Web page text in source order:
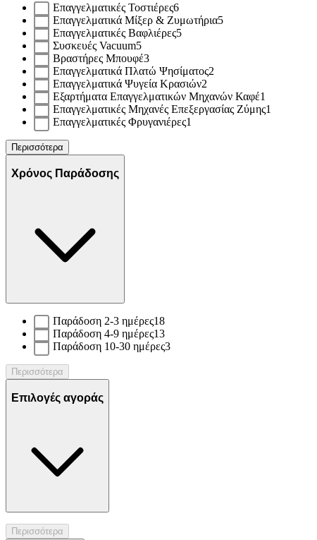
Επαγγελματικές Τοστιέρες6
Επαγγελματικά Μίξερ & Ζυμωτήρια5
Επαγγελματικές Βαφλιέρες5
Συσκευές Vacuum5
Βραστήρες Μπουφέ3
Επαγγελματικά Πλατώ Ψησίματος2
Επαγγελματικά Ψυγεία Κρασιών2
Εξαρτήματα Επαγγελματικών Μηχανών Καφέ1
Επαγγελματικές Μηχανές Επεξεργασίας Ζύμης1
Επαγγελματικές Φρυγανιέρες1
Περισσότερα
Χρόνος Παράδοσης
Παράδοση 2-3 ημέρες18
Παράδοση 4-9 ημέρες13
Παράδοση 10-30 ημέρες3
Περισσότερα
Επιλογές αγοράς
Περισσότερα